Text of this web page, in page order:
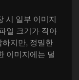
시 일부 이미지
일 크기가 작아
지만, 정밀한
이미지에는 덜